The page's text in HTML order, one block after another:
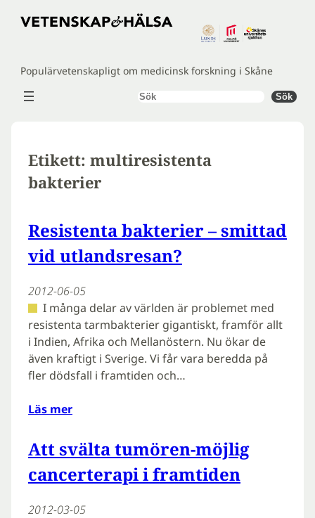
Hoppa
Populärvetenskapligt om medicinsk forskning i Skåne
Sök Sök
Etikett: multiresistenta
bakterier
Resistenta bakterier – smittad
vid utlandsresan?
2012-06-05
I många delar av världen är problemet med
resistenta tarmbakterier gigantiskt, framför allt
i Indien, Afrika och Mellanöstern. Nu ökar de
även kraftigt i Sverige. Vi får vara beredda på
fler dödsfall i framtiden och…
Läs mer
Att svälta tumören-möjlig
cancerterapi i framtiden
2012-03-05